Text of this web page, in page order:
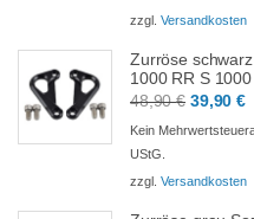
93,90 €
zzgl. Versandkosten
Zurröse
1000 RR S
48,90€
Preis
48,90 €
39,90€
Kein
UStG.
zzgl. Versandkosten